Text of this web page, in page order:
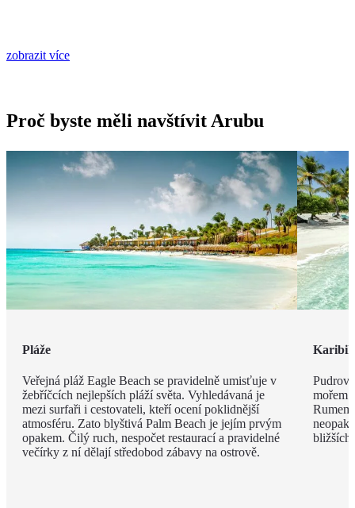
zobrazit více
Proč byste měli navštívit Arubu
Pláže
Veřejná pláž Eagle Beach se pravidelně umisťuje v
žebříčcích nejlepších pláží světa. Vyhledávaná je
mezi surfaři i cestovateli, kteří ocení poklidnější
atmosféru. Zato blyštivá Palm Beach je jejím prvým
opakem. Čilý ruch, nespočet restaurací a pravidelné
večírky z ní dělají středobod zábavy na ostrově.
Karibik
mořem
bližších